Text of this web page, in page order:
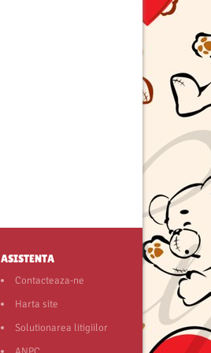
ASISTENTA
Contacteaza-ne
Harta site
Solutionarea litigiilor